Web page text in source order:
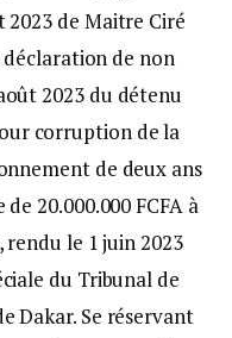
de Maitre Ciré
déclaration de non
2023 du détenu
corruption de la
de deux ans
20.000.000 FCFA à
le 1 juin 2023
du Tribunal de
Dakar. Se réservant